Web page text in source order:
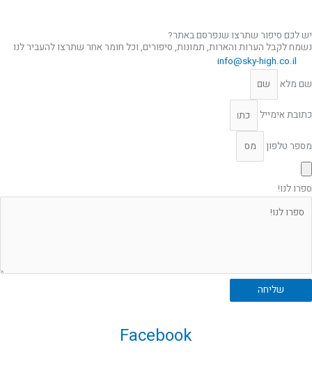
יש לכם סיפור שתרצו שנפרסם באתר?
נשמח לקבל הערות והארות, תמונות, סיפורים, וכל חומר אחר שתרצו להעביר לנו
info@sky-high.co.il
שם מלא
כתובת אימייל
מספר טלפון
ספרו לנו!
שליחה
Facebook